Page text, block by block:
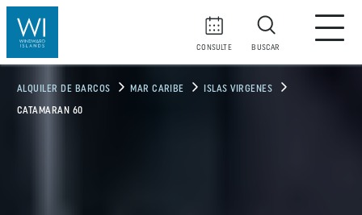
CONSULTE BUSCAR
ALQUILER DE BARCOS MAR CARIBE ISLAS VIRGENES
CATAMARAN 60